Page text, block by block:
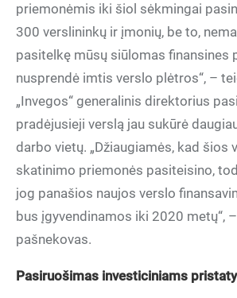
priemonėmis iki šiol sėkmingai
300 verslininkų ir įmonių, be to,
pasitelkę mūsų siūlomas finansines
nusprendė imtis verslo plėtros“, –
„Invegos“ generalinis direktorius
pradėjusieji verslą jau sukūrė
darbo vietų. „Džiaugiamės, kad šios
skatinimo priemonės pasiteisino,
jog panašios naujos verslo
bus įgyvendinamos iki 2020 metų“,
pašnekovas.
Pasiruošimas investiciniams